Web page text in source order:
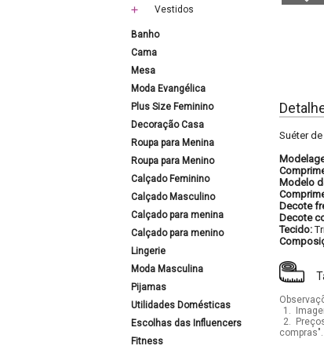
Vestidos
Banho
Cama
Mesa
Moda Evangélica
Plus Size Feminino
Decoração Casa
Roupa para Menina
Roupa para Menino
Calçado Feminino
Calçado Masculino
Calçado para menina
Calçado para menino
Lingerie
Moda Masculina
Pijamas
Utilidades Domésticas
Escolhas das Influencers
Fitness
Suéter
Modelo
Decote
Decote
Tecido:
1.
2.
compras".